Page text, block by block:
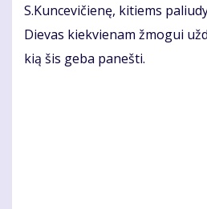
S.Kun­ce­vi­čie­nę, ki­tiems
Die­vas kiek­vie­nam žmo­gui
kią šis ge­ba pa­neš­ti.